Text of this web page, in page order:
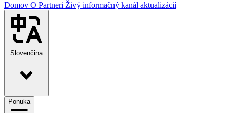
Domov O Partneri Živý informačný kanál aktualizácií
Slovenčina
Ponuka